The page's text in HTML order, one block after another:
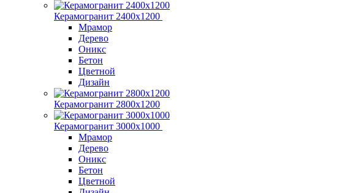
Керамогранит 2400х1200
Мрамор
Дерево
Оникс
Бетон
Цветной
Дизайн
Керамогранит 2800x1200
Керамогранит 3000х1000
Мрамор
Дерево
Оникс
Бетон
Цветной